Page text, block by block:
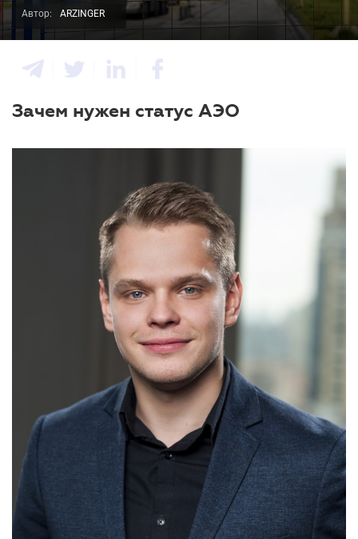
Автор: ARZINGER
Зачем нужен статус АЭО